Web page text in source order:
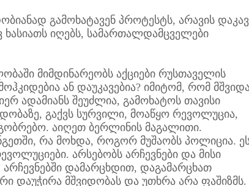
გამოხატავენ პროტესტს, არავის
იღებს, სამართალდამცველები
მიმდინარეობს აქციები რუსთაველის
ან დაუკავებია? იმიტომ, რომ
ადამიანს შეუძლია, გამოხატოს თავისი
გაქვს სურვილი, მოაწყო რევოლუცია,
აიღეთ ბერლინის მაგალითი.
რა მოხდა, როგორ მუშაობს პოლიცია.
არსებობს არჩევნები და მისი
დამარცხდით, დაგამარცხათ
დაუჭირა მშვიდობას და უთხრა არა ფაშიზმს.